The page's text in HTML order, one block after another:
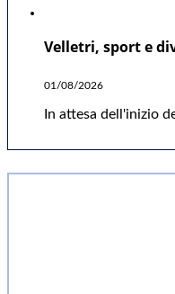
Velletri, sport e
01/08/2026
In attesa dell'inizio